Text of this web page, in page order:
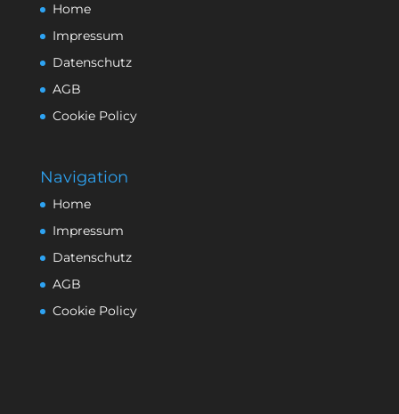
Home
Impressum
Datenschutz
AGB
Cookie Policy
Navigation
Home
Impressum
Datenschutz
AGB
Cookie Policy